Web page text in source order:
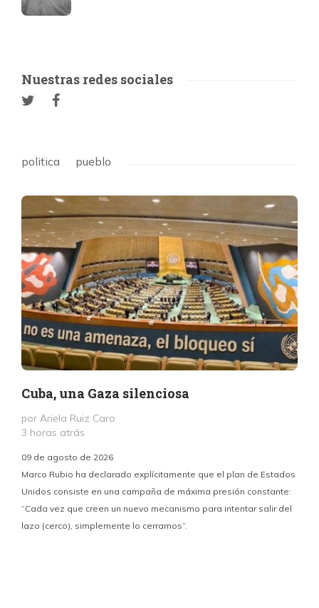
Nuestras redes sociales
politica pueblo
Cuba, una Gaza silenciosa
por Ariela Ruiz Caro
3 horas atrás
09 de agosto de 2026
Marco Rubio ha declarado explícitamente que el plan de Estados
Unidos consiste en una campaña de máxima presión constante:
“Cada vez que creen un nuevo mecanismo para intentar salir del
lazo (cerco), simplemente lo cerramos”.